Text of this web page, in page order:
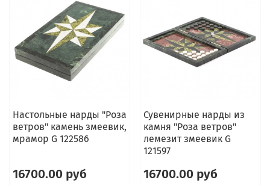
Настольные нарды "Роза
ветров" камень змеевик,
мрамор G 122586
16700.00 руб
Сувенирные нарды из
камня "Роза ветров"
лемезит змеевик G
121597
16700.00 руб